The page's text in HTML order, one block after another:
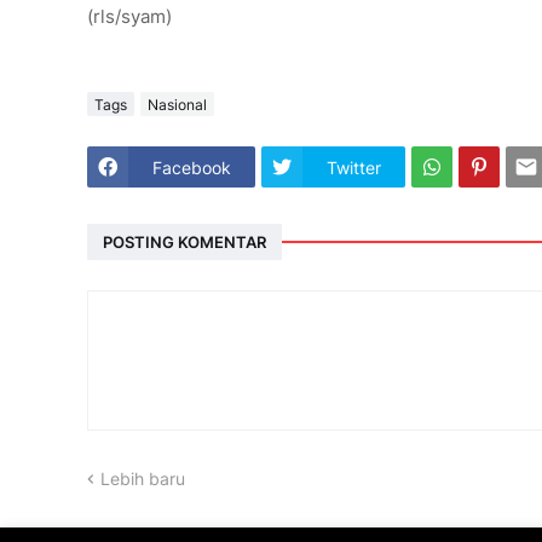
(rls/syam)
Tags Nasional
Facebook Twitter
POSTING KOMENTAR
Lebih baru